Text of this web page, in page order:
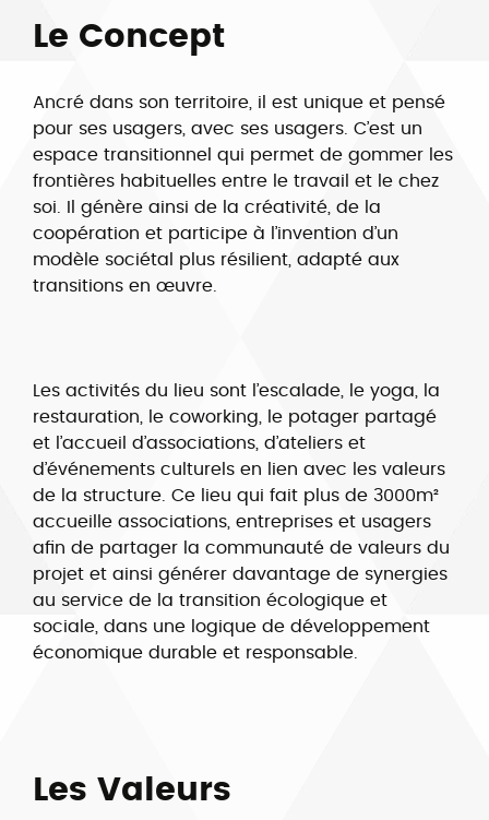
Le Concept
Ancré dans son territoire, il est unique et pensé
pour ses usagers, avec ses usagers. C’est un
espace transitionnel qui permet de gommer les
frontières habituelles entre le travail et le chez
soi. Il génère ainsi de la créativité, de la
coopération et participe à l’invention d’un
modèle sociétal plus résilient, adapté aux
transitions en œuvre.
Les activités du lieu sont l’escalade, le yoga, la
restauration, le coworking, le potager partagé
et l’accueil d’associations, d’ateliers et
d’événements culturels en lien avec les valeurs
de la structure. Ce lieu qui fait plus de 3000m²
accueille associations, entreprises et usagers
afin de partager la communauté de valeurs du
projet et ainsi générer davantage de synergies
au service de la transition écologique et
sociale, dans une logique de développement
économique durable et responsable.
Les Valeurs